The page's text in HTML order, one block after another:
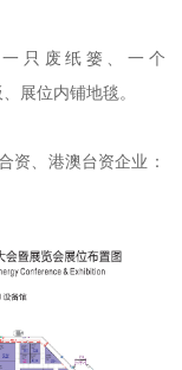
只废纸篓、一个
展位内铺地毯。
港澳台资企业：